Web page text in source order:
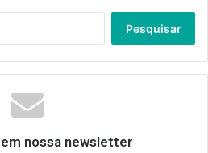
nossa newsletter